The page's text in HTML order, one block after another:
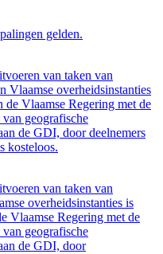
gelden.
van taken van
Vlaamse overheidsinstanties
Vlaamse Regering met de
geografische
de GDI, door deelnemers
kosteloos.
van taken van
overheidsinstanties is
Vlaamse Regering met de
geografische
de GDI, door